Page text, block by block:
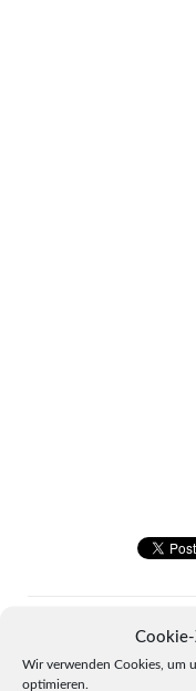
Wir verwenden Cookies, um
optimieren.
Fronleichnamsfest